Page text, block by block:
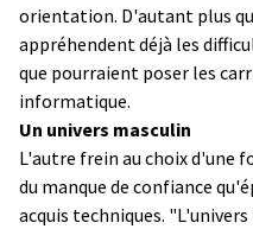
orientation. D'autant plus
appréhendent déjà les
que pourraient poser les
informatique.
Un univers masculin
L'autre frein au choix d'une
du manque de confiance
acquis techniques.